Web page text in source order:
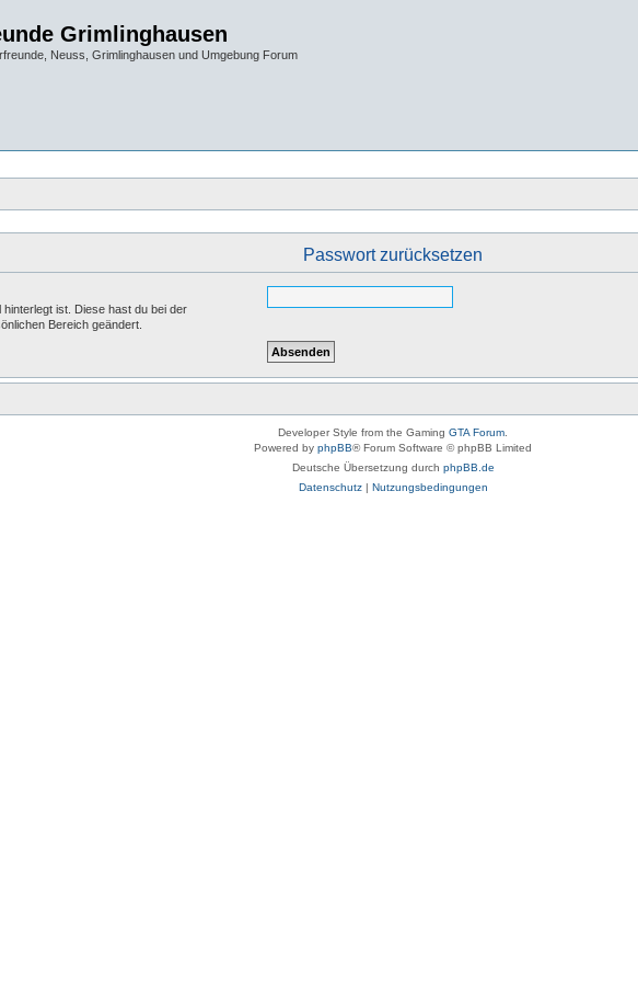
Grimlinghausen
Neuss, Grimlinghausen und Umgebung Forum
Passwort zurücksetzen
ist. Diese hast du bei der
Bereich geändert.
Developer Style from the Gaming GTA Forum
Powered by phpBB® Forum Software © phpBB Limited
Deutsche Übersetzung durch phpBB.de
Datenschutz| Nutzungsbedingungen